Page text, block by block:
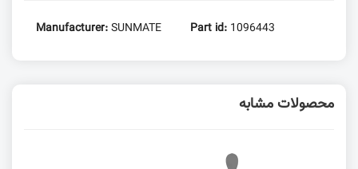
Manufacturer:SUNMATE Part id: 1096443
محصولات مشابه